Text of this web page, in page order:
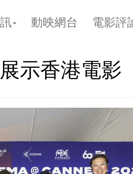
動映網台 電影評
示香港電影